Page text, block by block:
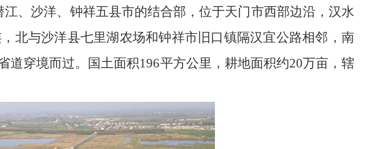
、沙洋、钟祥五县市的结合部，位于天门市西部边沿，汉水
北与沙洋县七里湖农场和钟祥市旧口镇隔汉宜公路相邻，南
穿境而过。国土面积196平方公里，耕地面积约20万亩，辖